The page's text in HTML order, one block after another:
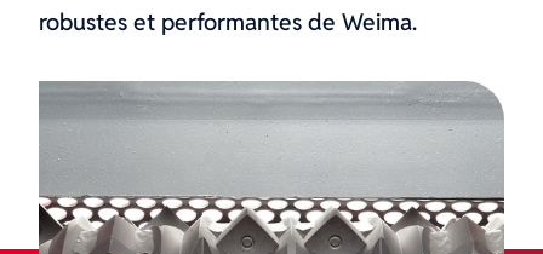
Occasions
Technique de fixation
Boutique en ligne
robustes et performantes de Weima.